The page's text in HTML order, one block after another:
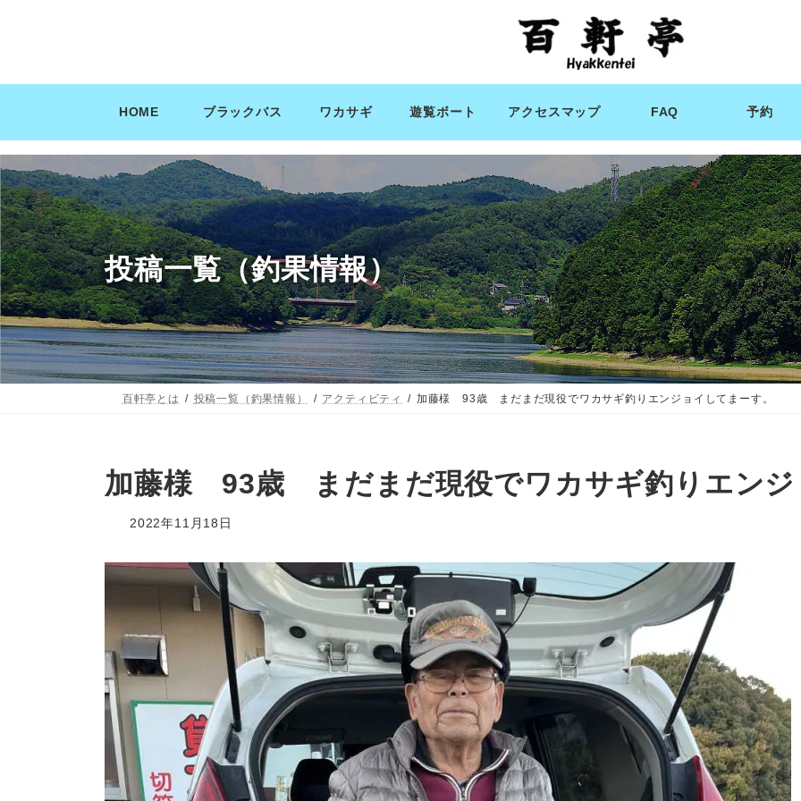
ン
ス
キ
ッ
プ
ー
ン
に
移
動
HOME ブラックバス ワカサギ 遊覧ボート アクセスマップ FAQ 予約
投稿一覧（釣果情報）
百軒亭とは 投稿一覧（釣果情報） アクティビティ 加藤様 93歳 まだまだ現役でワカサギ釣りエンジョイしてまーす。
加藤様 93歳 まだまだ現役でワカサギ釣りエンジ
2022年11月18日